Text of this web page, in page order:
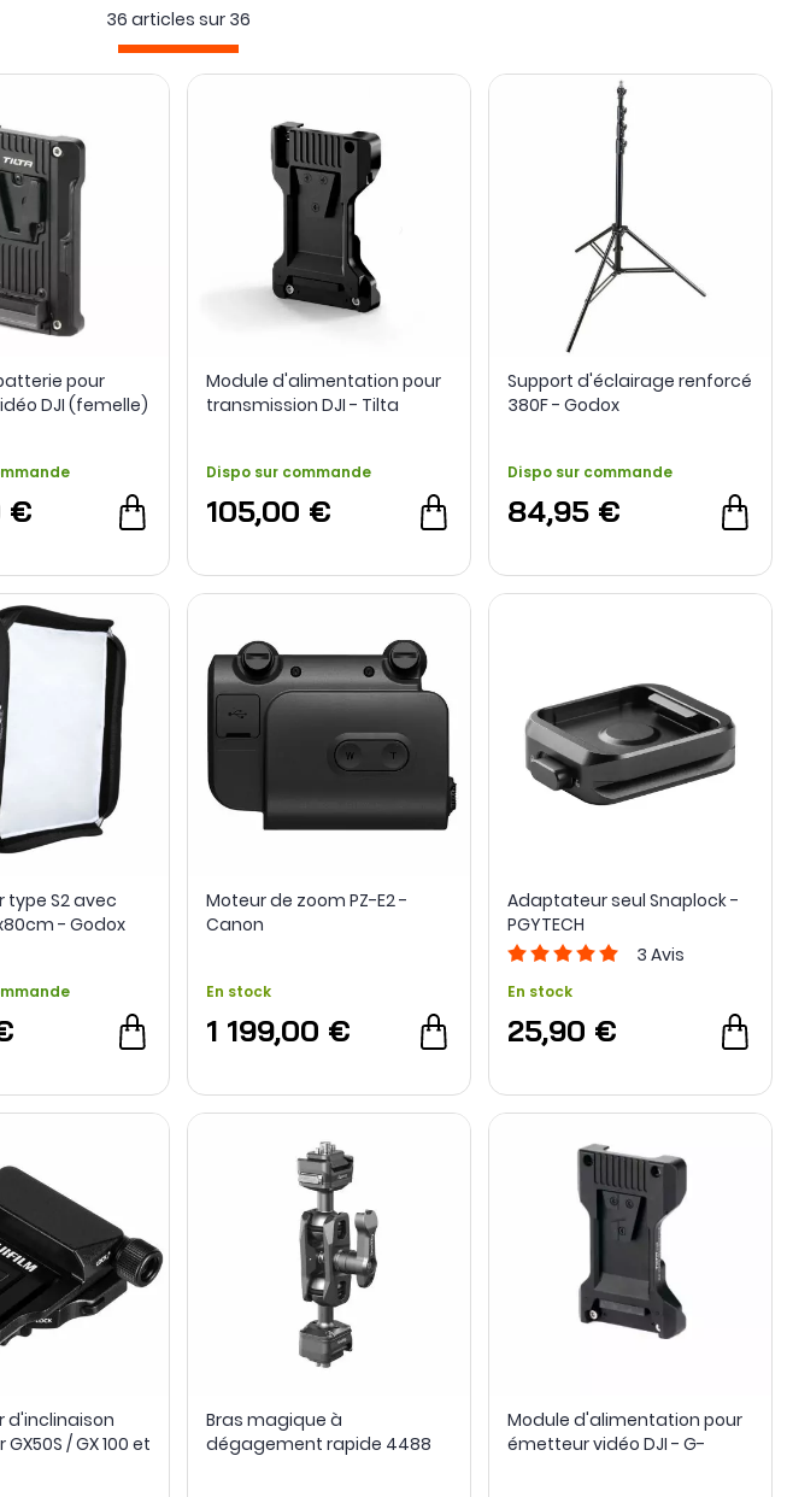
vers Arca-Swiss, supports de poignée pour Ronin 4D, convertisseurs SATA vers
modules audio XLR et accessoires Bluetooth pour objectifs prolongent cette logique
composent ainsi une famille d’accessoires destinée à faire
36 articles sur 36
pour
DJI (femelle)
€
Module d'alimentation pour
transmission DJI - Tilta
Dispo sur commande
105,00 €
Support d'éclairage renforcé
380F - Godox
Dispo sur commande
84,95 €
S2 avec
- Godox
Moteur de zoom PZ-E2 -
Canon
En stock
1 199,00 €
Adaptateur seul Snaplock -
PGYTECH
3 Avis
En stock
25,90 €
d'inclinaison
GX50S / GX 100 et
Bras magique à
dégagement rapide 4488
Module d'alimentation pour
émetteur vidéo DJI - G-